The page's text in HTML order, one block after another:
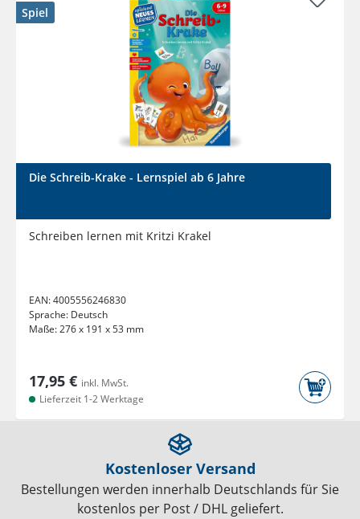
Spiel
Die Schreib-Krake - Lernspiel ab 6 Jahre
Schreiben lernen mit Kritzi Krakel
EAN:4005556246830
Sprache: Deutsch
Maße:276 x 191 x 53 mm
17,95 € inkl. MwSt.
Lieferzeit 1-2 Werktage
Kostenloser Versand
Bestellungen werden innerhalb Deutschlands für Sie
kostenlos per Post / DHL geliefert.